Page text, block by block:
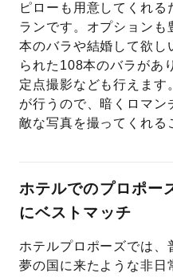
ピローも用意してくれ
ランです。オプション
本のバラや結婚して欲し
られた108本のバラがあ
定点撮影なども行えます
が行うので、暗くロマ
敵な写真を撮ってくれる
ホテルでのプロポー
にベストマッチ
ホテルプロポーズでは、
夢の国に来たような非日